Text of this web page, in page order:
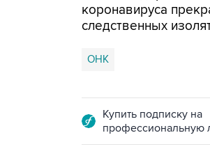
коронавируса
следственных
ОНК
Купить подписку на
профессиональную